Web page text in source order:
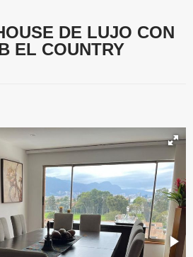
DE LUJO CON
EL COUNTRY